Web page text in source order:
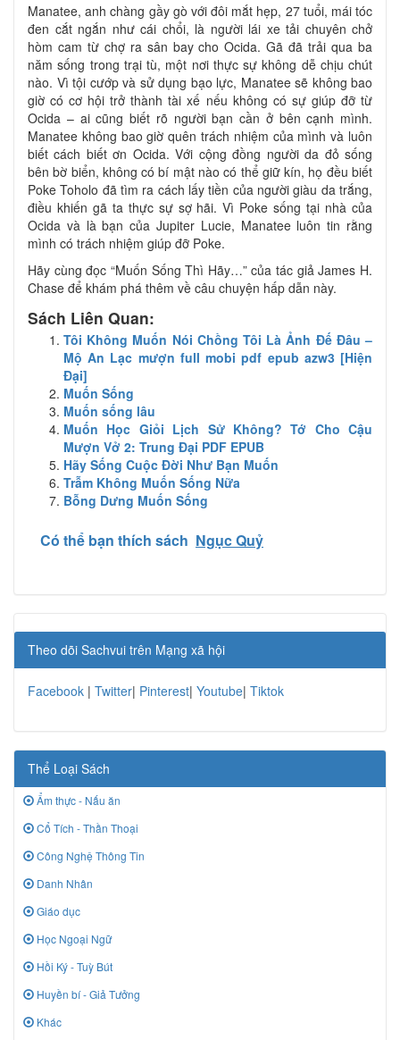
Manatee, anh chàng gầy gò với đôi mắt hẹp, 27 tuổi, mái tóc
đen cắt ngắn như cái chổi, là người lái xe tải chuyên chở
hòm cam từ chợ ra sân bay cho Ocida. Gã đã trải qua ba
năm sống trong trại tù, một nơi thực sự không dễ chịu chút
nào. Vì tội cướp và sử dụng bạo lực, Manatee sẽ không bao
giờ có cơ hội trở thành tài xế nếu không có sự giúp đỡ từ
Ocida – ai cũng biết rõ người bạn cần ở bên cạnh mình.
Manatee không bao giờ quên trách nhiệm của mình và luôn
biết cách biết ơn Ocida. Với cộng đồng người da đỏ sống
bên bờ biển, không có bí mật nào có thể giữ kín, họ đều biết
Poke Toholo đã tìm ra cách lấy tiền của người giàu da trắng,
điều khiến gã ta thực sự sợ hãi. Vì Poke sống tại nhà của
Ocida và là bạn của Jupiter Lucie, Manatee luôn tin rằng
mình có trách nhiệm giúp đỡ Poke.
Hãy cùng đọc “Muốn Sống Thì Hãy…” của tác giả James H.
Chase để khám phá thêm về câu chuyện hấp dẫn này.
Sách Liên Quan:
Tôi Không Muốn Nói Chồng Tôi Là Ảnh Đế Đâu –
Mộ An Lạc mượn full mobi pdf epub azw3 [Hiện
Đại]
Muốn Sống
Muốn sống lâu
Muốn Học Giỏi Lịch Sử Không? Tớ Cho Cậu
Mượn Vở 2: Trung Đại PDF EPUB
Hãy Sống Cuộc Đời Như Bạn Muốn
Trẫm Không Muốn Sống Nữa
Bỗng Dưng Muốn Sống
Có thể bạn thích sách Ngục Quỷ
Theo dõi Sachvui trên Mạng xã hội
Facebook | Twitter| Pinterest| Youtube| Tiktok
Thể Loại Sách
Ẩm thực - Nấu ăn
Cổ Tích - Thần Thoại
Công Nghệ Thông Tin
Danh Nhân
Giáo dục
Học Ngoại Ngữ
Hồi Ký - Tuỳ Bút
Huyền bí - Giả Tưởng
Khác